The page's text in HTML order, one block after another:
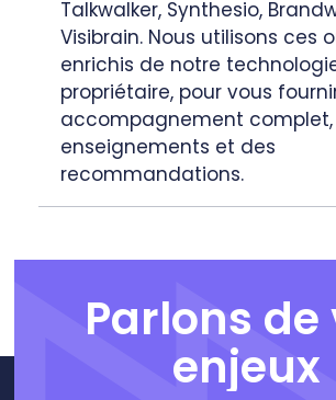
Talkwalker, Synthesio,
Visibrain. Nous utilisons ces
enrichis de notre
propriétaire, pour vous
accompagnement complet,
enseignements et des
recommandations.
Parlons de
enjeux